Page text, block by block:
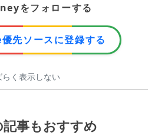
をフォローする
先ソースに登録する
らく表示しない
事もおすすめ